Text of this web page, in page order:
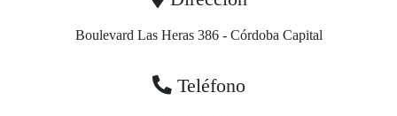
Boulevard Las Heras 386 - Córdoba Capital
Teléfono